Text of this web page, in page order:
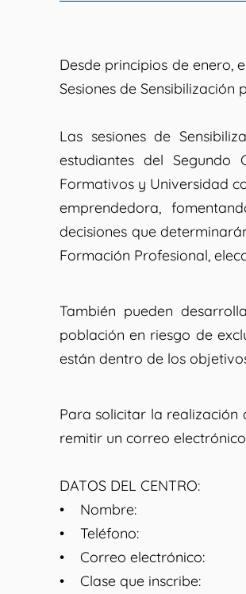
Desde principios de enero,
Sesiones de
Las sesiones de
estudiantes del Segundo
Formativos y Universidad
emprendedora,
decisiones que
Formación Profesional,
También pueden
población en riesgo de
están dentro de los
Para solicitar la realización
remitir un correo electrónico
DATOS DEL CENTRO:
• Nombre:
• Teléfono:
• Correo electrónico:
• Clase que inscribe: